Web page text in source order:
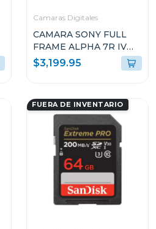
Camaras Digitales
CAMARA SONY FULL
FRAME ALPHA 7R IV
DE 35MM Y 61MP
(SOLO CUERPO)
$3,199.95
FUERA DE INVENTARIO